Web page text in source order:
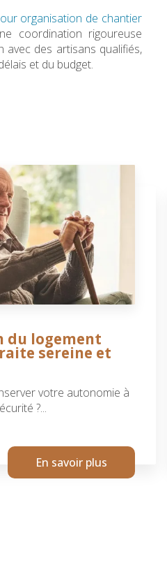
organisation de chantier
coordination rigoureuse
avec des artisans qualifiés,
et du budget.
du logement
sereine et
votre autonomie à
?...
En savoir plus